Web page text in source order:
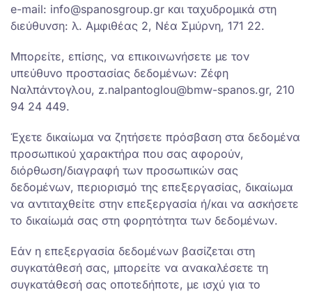
e-mail: info@spanosgroup.gr και ταχυδρομικά στη
διεύθυνση: λ. Αμφιθέας 2, Νέα Σμύρνη, 171 22.
Μπορείτε, επίσης, να επικοινωνήσετε με τον
υπεύθυνο προστασίας δεδομένων: Ζέφη
Ναλπάντογλου, z.nalpantoglou@bmw-spanos.gr, 210
94 24 449.
Έχετε δικαίωμα να ζητήσετε πρόσβαση στα δεδομένα
προσωπικού χαρακτήρα που σας αφορούν,
διόρθωση/διαγραφή των προσωπικών σας
δεδομένων, περιορισμό της επεξεργασίας, δικαίωμα
να αντιταχθείτε στην επεξεργασία ή/και να ασκήσετε
το δικαίωμά σας στη φορητότητα των δεδομένων.
Εάν η επεξεργασία δεδομένων βασίζεται στη
συγκατάθεσή σας, μπορείτε να ανακαλέσετε τη
συγκατάθεσή σας οποτεδήποτε, με ισχύ για το